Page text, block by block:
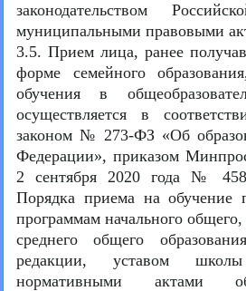
законодательством
муниципальными правовыми
3.5. Прием лица, ранее
форме семейного
обучения в
осуществляется в
законом № 273-ФЗ «Об
Федерации», приказом
2 сентября 2020 года №
Порядка приема на обучение
программам начального
среднего общего
редакции, уставом
нормативными актами